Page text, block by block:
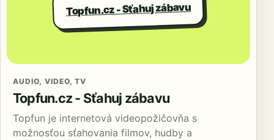
Topfun.cz - Sťahuj zábavu
AUDIO, VIDEO, TV
Topfun.cz - Sťahuj zábavu
Topfun je internetová videopožičovňa s
možnosťou sťahovania filmov, hudby a